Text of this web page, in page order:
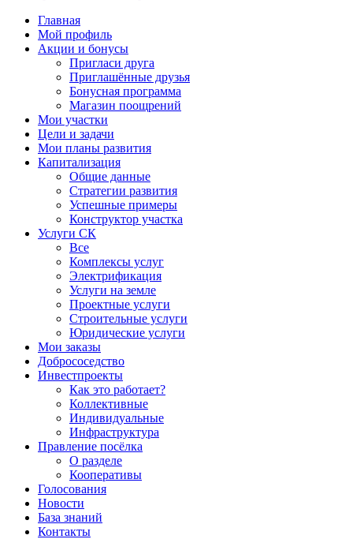
Главная
Мой профиль
Акции и бонусы
Пригласи друга
Приглашённые друзья
Бонусная программа
Магазин поощрений
Мои участки
Цели и задачи
Мои планы развития
Капитализация
Общие данные
Стратегии развития
Успешные примеры
Конструктор участка
Услуги СК
Все
Комплексы услуг
Электрификация
Услуги на земле
Проектные услуги
Строительные услуги
Юридические услуги
Мои заказы
Добрососедство
Инвестпроекты
Как это работает?
Коллективные
Индивидуальные
Инфраструктура
Правление посёлка
О разделе
Кооперативы
Голосования
Новости
База знаний
Контакты